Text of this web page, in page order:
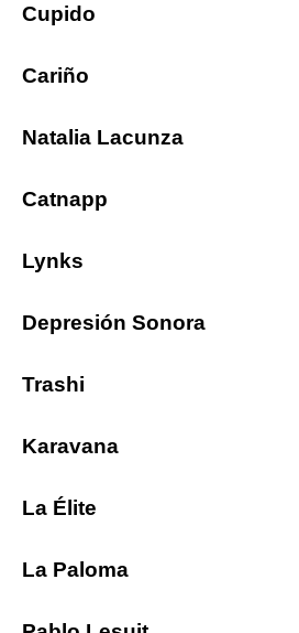
Cupido
Cariño
Natalia Lacunza
Catnapp
Lynks
Depresión Sonora
Trashi
Karavana
La Élite
La Paloma